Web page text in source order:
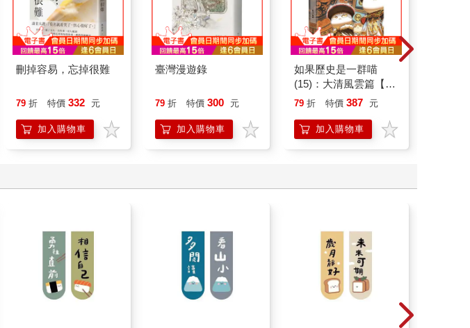
刪掉容易，忘掉很難
79 折 特價 332 元
加入購物車
臺灣漫遊錄
79 折 特價 300 元
加入購物車
如果歷史是一群喵
(15)：大清風雲篇【萌
貓漫畫學歷史】
79 折 特價 387 元
加入購物車